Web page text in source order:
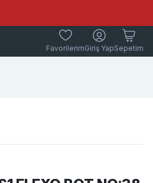
FavorilerimGiriş YapSepetim